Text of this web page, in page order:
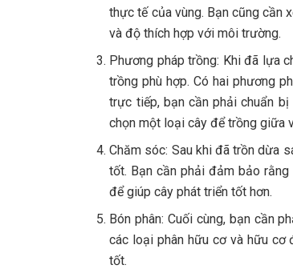
thực tế của vùng. Bạn cũng cần
và độ thích hợp với môi trường.
Phương pháp trồng: Khi đã lựa
trồng phù hợp. Có hai phương
trực tiếp, bạn cần phải chuẩn
chọn một loại cây để trồng giữa
Chăm sóc: Sau khi đã trồn dừa
tốt. Bạn cần phải đảm bảo
để giúp cây phát triển tốt hơn.
Bón phân: Cuối cùng, bạn cần
các loại phân hữu cơ và hữu
tốt.